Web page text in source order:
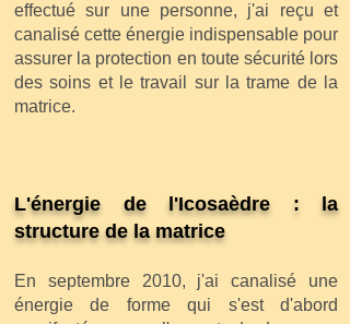
effectué sur une personne, j'ai reçu et
canalisé cette énergie indispensable pour
assurer la protection en toute sécurité lors
des soins et le travail sur la trame de la
matrice.
L'énergie de l'Icosaèdre : la
structure de la matrice
En septembre 2010, j'ai canalisé une
énergie de forme qui s'est d'abord